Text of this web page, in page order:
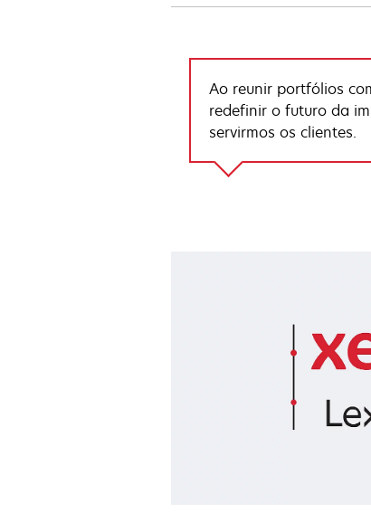
Ao reunir portfólios
redefinir o futuro da
servirmos os clientes.